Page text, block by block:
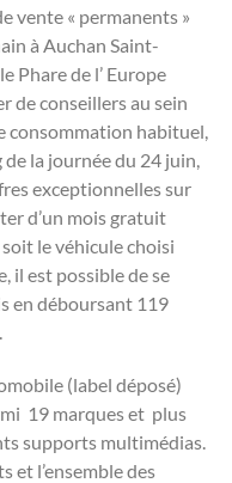
vente « permanents »
à Auchan Saint-
Phare de l’ Europe
de conseillers au sein
consommation habituel,
de la journée du 24 juin,
exceptionnelles sur
d’un mois gratuit
le véhicule choisi
il est possible de se
en déboursant 119
(label déposé)
19 marques et plus
supports multimédias.
et l’ensemble des